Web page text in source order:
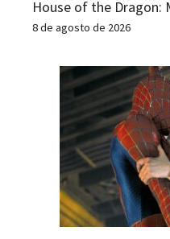
House of the Dragon:
8 de agosto de 2026